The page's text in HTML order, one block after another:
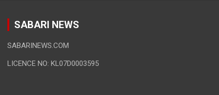
SABARI NEWS
SABARINEWS.COM
LICENCE NO: KL07D0003595